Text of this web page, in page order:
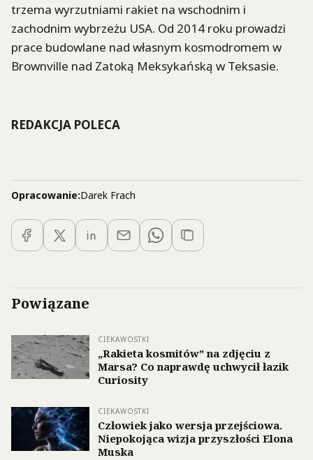
trzema wyrzutniami rakiet na wschodnim i
zachodnim wybrzeżu USA. Od 2014 roku prowadzi
prace budowlane nad własnym kosmodromem w
Brownville nad Zatoką Meksykańską w Teksasie.
REDAKCJA POLECA
Opracowanie:Darek Frach
Powiązane
CIEKAWOSTKI
„Rakieta kosmitów” na zdjęciu z
Marsa? Co naprawdę uchwycił łazik
Curiosity
CIEKAWOSTKI
Człowiek jako wersja przejściowa.
Niepokojąca wizja przyszłości Elona
Muska